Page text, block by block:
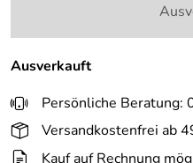
Ausverkauft
Persönliche
Versandkostenfrei ab
Kauf auf Rechnung